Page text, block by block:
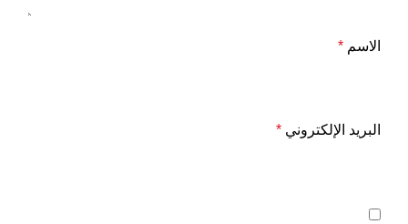
الاسم *
البريد الإلكتروني *